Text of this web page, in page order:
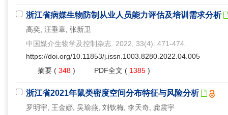
浙江省病媒生物防制从业人员能力评估及培训需求分析
高奕, 汪垂章, 张新卫
中国媒介生物学及控制杂志. 2022, 33(4): 471-474.
https://doi.org/10.11853/j.issn.1003.8280.2022.04.005
摘要 ( 348 ) PDF全文 ( 1385 )
浙江省2021年鼠类密度空间分布特征与风险分析
罗明宇, 王金娜, 吴瑜燕, 刘钦梅, 李天奇, 龚震宇